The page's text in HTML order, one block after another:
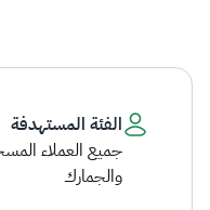
الفئة المستهدفة
جميع العملاء
والجمارك